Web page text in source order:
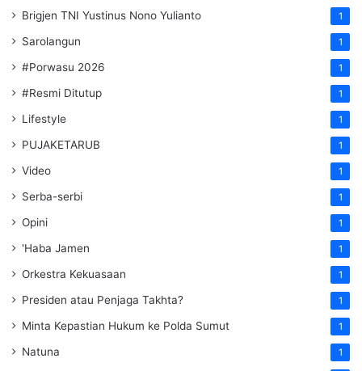
Brigjen TNI Yustinus Nono Yulianto 1
Sarolangun 1
#Porwasu 2026 1
#Resmi Ditutup 1
Lifestyle 1
PUJAKETARUB 1
Video 1
Serba-serbi 1
Opini 1
'Haba Jamen 1
Orkestra Kekuasaan 1
Presiden atau Penjaga Takhta? 1
Minta Kepastian Hukum ke Polda Sumut 1
Natuna 1